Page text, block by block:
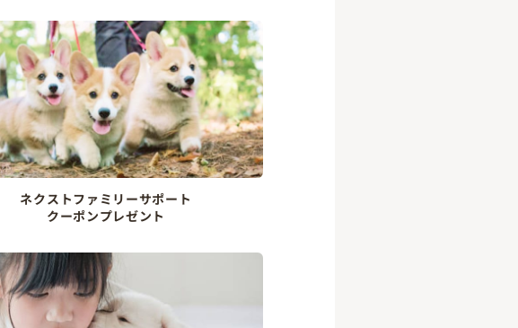
ネクストファミリーサポート
クーポンプレゼント